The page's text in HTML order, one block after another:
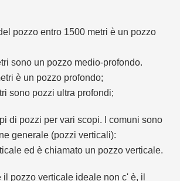
pozzo entro 1500 metri è un pozzo
sono un pozzo medio-profondo.
è un pozzo profondo;
sono pozzi ultra profondi;
di pozzi per vari scopi. I comuni sono
generale (pozzi verticali):
ed è chiamato un pozzo verticale.
il pozzo verticale ideale non c' è, il